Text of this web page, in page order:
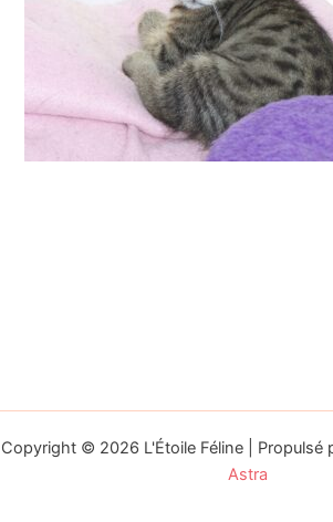
Copyright © 2026 L'Étoile Féline | Propulsé
Astra